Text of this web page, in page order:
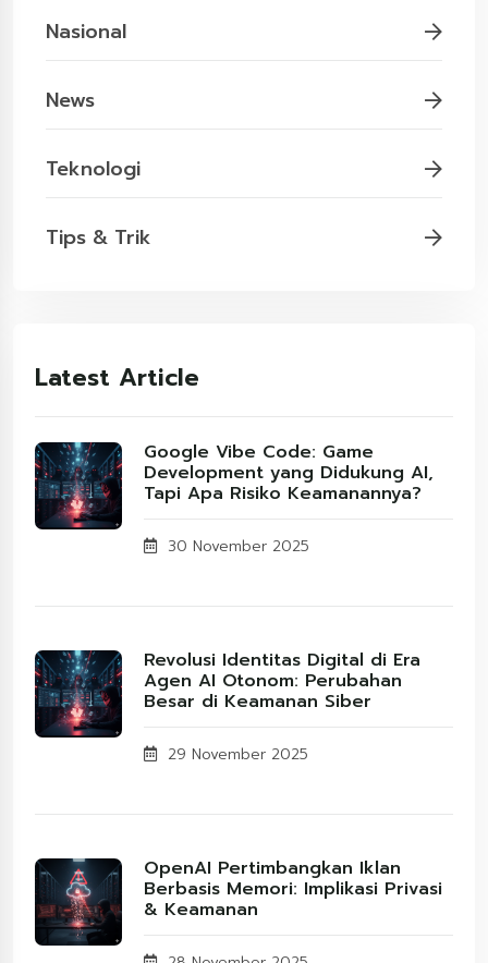
Nasional
News
Teknologi
Tips & Trik
Latest Article
Google Vibe Code: Game
Development yang Didukung AI,
Tapi Apa Risiko Keamanannya?
30 November 2025
Revolusi Identitas Digital di Era
Agen AI Otonom: Perubahan
Besar di Keamanan Siber
29 November 2025
OpenAI Pertimbangkan Iklan
Berbasis Memori: Implikasi Privasi
& Keamanan